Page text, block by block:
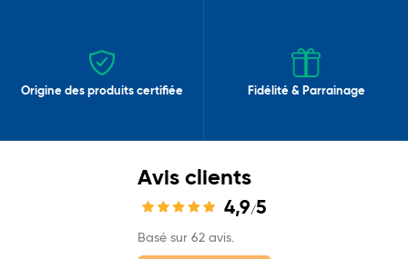
Origine des produits certifiée Fidélité & Parrainage
Avis clients
4,9/5
Basé sur 62 avis.